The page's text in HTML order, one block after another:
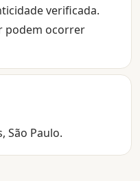
verificada.
podem ocorrer
São Paulo.